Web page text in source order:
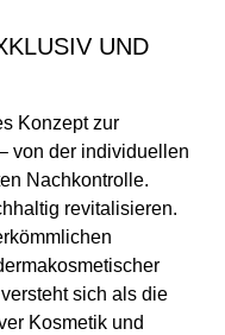
UND
Konzept zur
von der individuellen
Nachkontrolle.
revitalisieren.
sich als die
Kosmetik und